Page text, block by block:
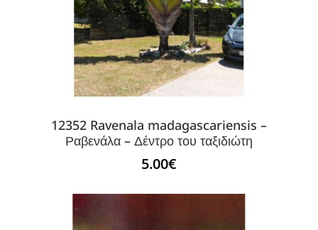
12352 Ravenala madagascariensis –
Ραβενάλα – Δέντρο του ταξιδιώτη
5.00€